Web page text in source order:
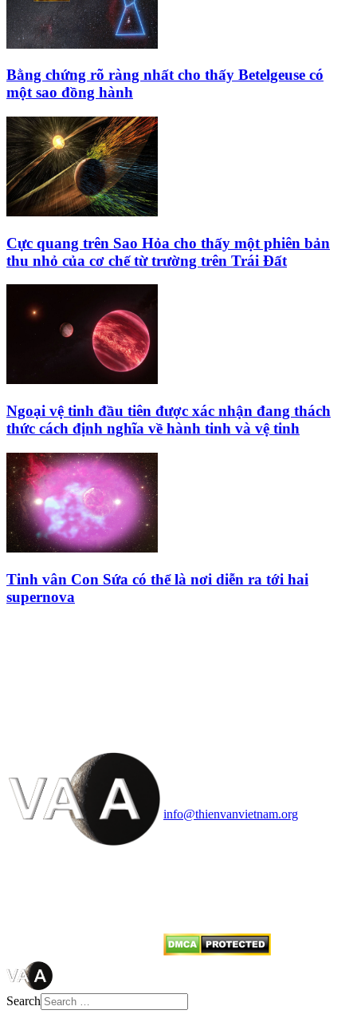
Bằng chứng rõ ràng nhất cho thấy Betelgeuse có
một sao đồng hành
Cực quang trên Sao Hỏa cho thấy một phiên bản
thu nhỏ của cơ chế từ trường trên Trái Đất
Ngoại vệ tinh đầu tiên được xác nhận đang thách
thức cách định nghĩa về hành tinh và vệ tinh
Tinh vân Con Sứa có thể là nơi diễn ra tới hai
supernova
info@thienvanvietnam.org
Search